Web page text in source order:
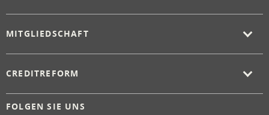
MITGLIEDSCHAFT
CREDITREFORM
FOLGEN SIE UNS